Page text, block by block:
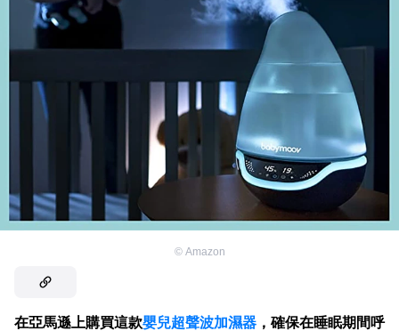
© Amazon
在亞馬遜上購買這款嬰兒超聲波加濕器 ，確保在睡眠期間呼